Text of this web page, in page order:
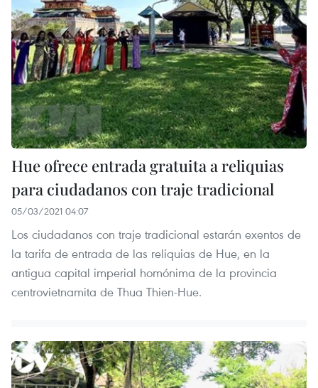
Hue ofrece entrada gratuita a reliquias
para ciudadanos con traje tradicional
05/03/2021 04:07
Los ciudadanos con traje tradicional estarán exentos de
la tarifa de entrada de las reliquias de Hue, en la
antigua capital imperial homónima de la provincia
centrovietnamita de Thua Thien-Hue.